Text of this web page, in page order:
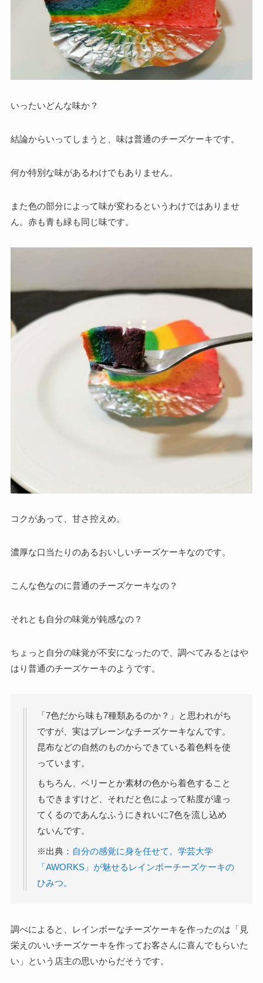
いったいどんな味か？
結論からいってしまうと、味は普通のチーズケーキです。
何か特別な味があるわけでもありません。
また色の部分によって味が変わるというわけではありませ
ん。赤も青も緑も同じ味です。
コクがあって、甘さ控えめ。
濃厚な口当たりのあるおいしいチーズケーキなのです。
こんな色なのに普通のチーズケーキなの？
それとも自分の味覚が鈍感なの？
ちょっと自分の味覚が不安になったので、調べてみるとはや
はり普通のチーズケーキのようです。
「7色だから味も7種類あるのか？」と思われがち
ですが、実はプレーンなチーズケーキなんです。
昆布などの自然のものからできている着色料を使
っています。
もちろん、ベリーとか素材の色から着色すること
もできますけど、それだと色によって粘度が違っ
てくるのであんなふうにきれいに7色を流し込め
ないんです。
※出典： 自分の感覚に身を任せて。学芸大学
「AWORKS」が魅せるレインボーチーズケーキの
ひみつ。
調べによると、レインボーなチーズケーキを作ったのは「見
栄えのいいチーズケーキを作ってお客さんに喜んでもらいた
い」という店主の思いからだそうです。